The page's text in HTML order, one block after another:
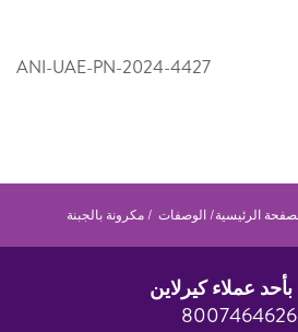
ANI-UAE-PN-2024-4427
الرئيسية الوصفات مكرونة بالجبنة
عملاء كيرلاين